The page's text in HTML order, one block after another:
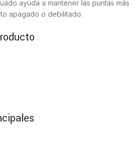
ayuda a mantener las puntas más
apagado o debilitado.